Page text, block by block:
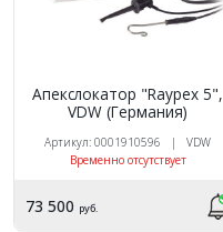
Апекслокатор "Raypex 5",
VDW (Германия)
Артикул: 0001910596 | VDW
Временно отсутствует
73 500 руб.